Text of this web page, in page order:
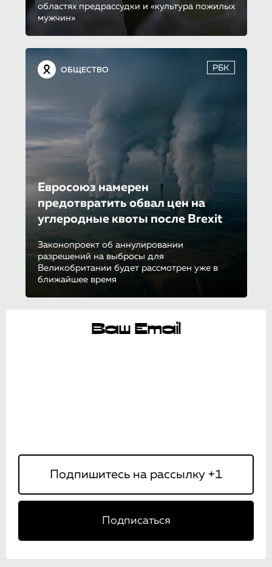
областях предрассудки и «культура пожилых
мужчин»
ОБЩЕСТВО РБК
Евросоюз намерен
предотвратить обвал цен на
углеродные квоты после Brexit
Законопроект об аннулировании
разрешений на выбросы для
Великобритании будет рассмотрен уже в
ближайшее время
Ваш Email
Подписаться